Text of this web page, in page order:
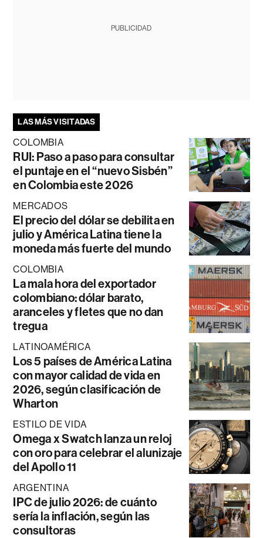
PUBLICIDAD
LAS MÁS VISITADAS
COLOMBIA
RUI: Paso a paso para consultar
el puntaje en el “nuevo Sisbén”
en Colombia este 2026
MERCADOS
El precio del dólar se debilita en
julio y América Latina tiene la
moneda más fuerte del mundo
COLOMBIA
La mala hora del exportador
colombiano: dólar barato,
aranceles y fletes que no dan
tregua
LATINOAMÉRICA
Los 5 países de América Latina
con mayor calidad de vida en
2026, según clasificación de
Wharton
ESTILO DE VIDA
Omega x Swatch lanza un reloj
con oro para celebrar el alunizaje
del Apollo 11
ARGENTINA
IPC de julio 2026: de cuánto
sería la inflación, según las
consultoras